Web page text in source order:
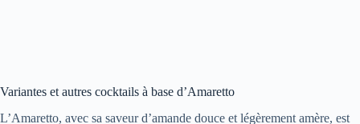
Variantes et autres cocktails à base d’Amaretto
L’Amaretto, avec sa saveur d’amande douce et légèrement amère, est